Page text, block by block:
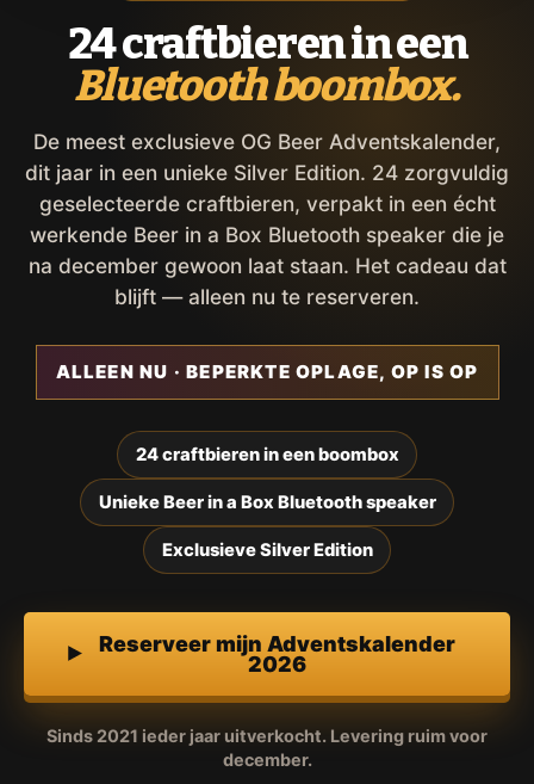
24 craftbieren in een
Bluetooth boombox.
De meest exclusieve OG Beer Adventskalender,
dit jaar in een unieke Silver Edition. 24 zorgvuldig
geselecteerde craftbieren, verpakt in een écht
werkende Beer in a Box Bluetooth speaker die je
na december gewoon laat staan. Het cadeau dat
blijft — alleen nu te reserveren.
ALLEEN NU · BEPERKTE OPLAGE, OP IS OP
24 craftbieren in een boombox
Unieke Beer in a Box Bluetooth speaker
Exclusieve Silver Edition
Reserveer mijn Adventskalender
2026
Sinds 2021 ieder jaar uitverkocht. Levering ruim voor
december.